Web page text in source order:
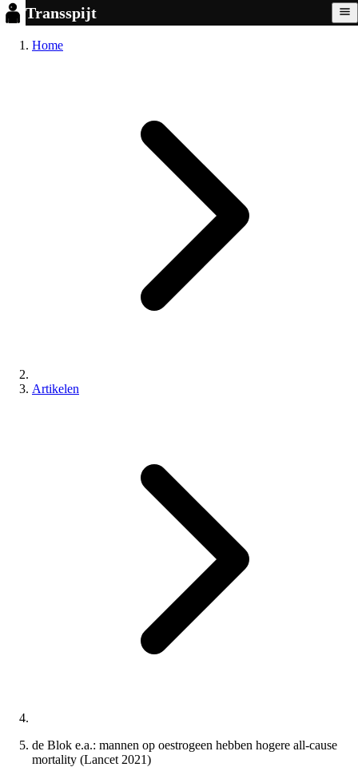
Transspijt
Home
Artikelen
de Blok e.a.: mannen op oestrogeen hebben hogere all-cause
mortality (Lancet 2021)